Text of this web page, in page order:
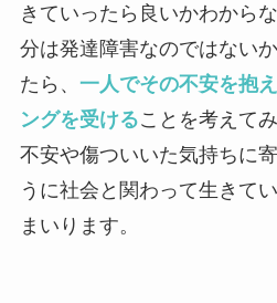
きていったら良いかわから
分は発達障害なのではない
たら、 一人でその不安を抱
ングを受けることを考えて
不安や傷ついいた気持ちに
うに社会と関わって生きて
まいります。